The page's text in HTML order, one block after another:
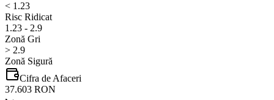
< 1.23
Risc Ridicat
1.23 - 2.9
Zonă Gri
> 2.9
Zonă Sigură
Cifra de Afaceri
37.603 RON